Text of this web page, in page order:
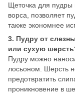
Щеточка для пудры
ворса, позволяет
также экономнее
3. Пудру от
или сухую
Пудру можно
лосьоном. Шерсть
предотвратить
проникновение в